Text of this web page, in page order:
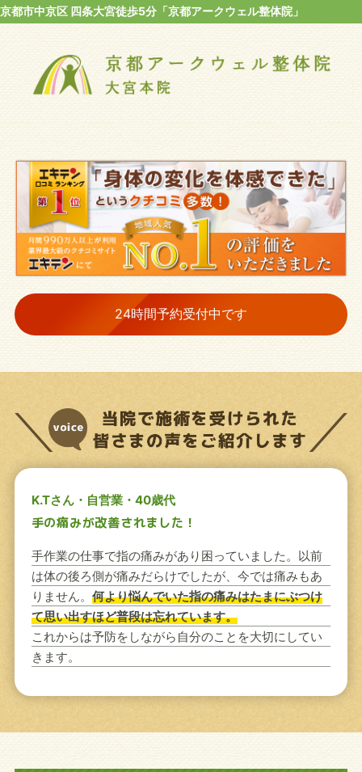
京都市中京区 四条大宮徒歩5分「京都アークウェル整体院」
24時間予約受付中です
K.Tさん・自営業・40歳代
手の痛みが改善されました！
手作業の仕事で指の痛みがあり困っていました。以前
は体の後ろ側が痛みだらけでしたが、今では痛みもあ
りません。 何より悩んでいた指の痛みはたまにぶつけ
て思い出すほど普段は忘れています。
これからは予防をしながら自分のことを大切にしてい
きます。